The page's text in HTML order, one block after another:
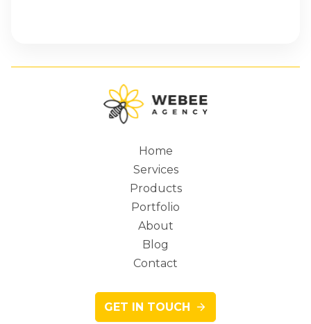
Main
navigation
Home
Services
Products
Portfolio
About
Blog
Contact
GET IN TOUCH